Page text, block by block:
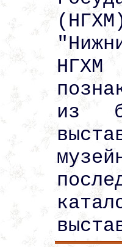
НГХМ
из